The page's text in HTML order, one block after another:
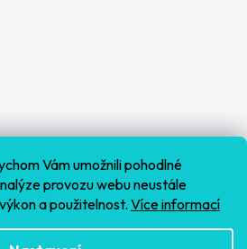
Vám umožnili pohodlné
provozu webu neustále
a použitelnost. Více informací
Instagramu